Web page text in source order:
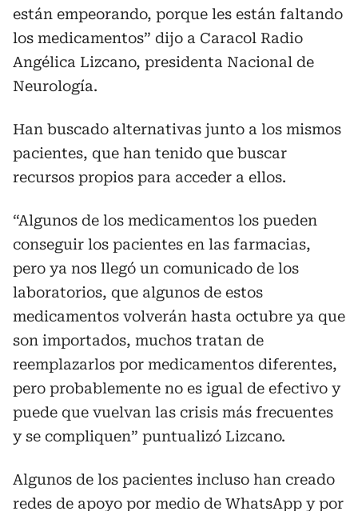
están empeorando, porque les están faltando
los medicamentos” dijo a Caracol Radio
Angélica Lizcano, presidenta Nacional de
Neurología.
Han buscado alternativas junto a los mismos
pacientes, que han tenido que buscar
recursos propios para acceder a ellos.
“Algunos de los medicamentos los pueden
conseguir los pacientes en las farmacias,
pero ya nos llegó un comunicado de los
laboratorios, que algunos de estos
medicamentos volverán hasta octubre ya que
son importados, muchos tratan de
reemplazarlos por medicamentos diferentes,
pero probablemente no es igual de efectivo y
puede que vuelvan las crisis más frecuentes
y se compliquen” puntualizó Lizcano.
Algunos de los pacientes incluso han creado
redes de apoyo por medio de WhatsApp y por